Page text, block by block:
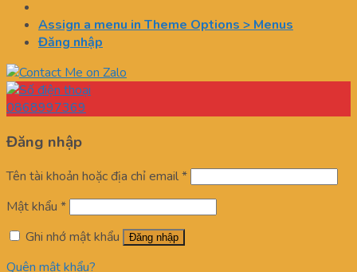
Assign a menu in Theme Options > Menus
Đăng nhập
0868997369
Đăng nhập
Tên tài khoản hoặc địa chỉ email*
Mật khẩu *
Ghi nhớ mật khẩu
Đăng nhập
Quên mật khẩu?